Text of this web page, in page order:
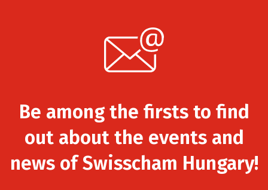
Be among the firsts to find
out about the events and
news of Swisscham Hungary!